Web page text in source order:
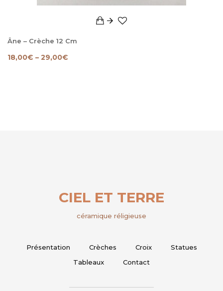
Âne – Crèche 12 Cm
18,00€ – 29,00€
CIEL ET TERRE
céramique réligieuse
Présentation Crèches Croix
Statues
Tableaux
Contact